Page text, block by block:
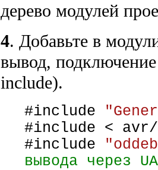
дерево модулей
4. Добавьте в
вывод, подключение
include).
#include
#include <
#include
вывода через